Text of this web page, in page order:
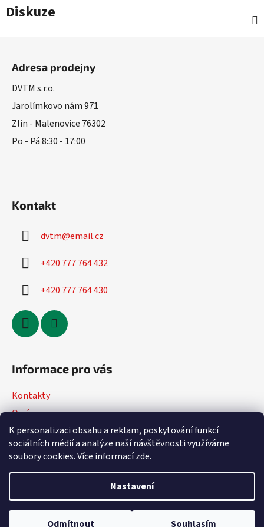
K personalizaci obsahu a reklam, poskytování funkcí
sociálních médií a analýze naší návštěvnosti využíváme
soubory cookies. Více informacízde.
Nastavení
Odmítnout Souhlasím
Diskuze
Adresa prodejny
DVTM s.r.o.
Jarolímkovo nám 971
Zlín - Malenovice 76302
Po - Pá 8:30 - 17:00
Kontakt
dvtm@email.cz
+420 777 764 432
+420 777 764 430
Informace pro vás
Kontakty
O nás
Jak nakupovat
Obchodní podmínky
Vytvořil Shoptet